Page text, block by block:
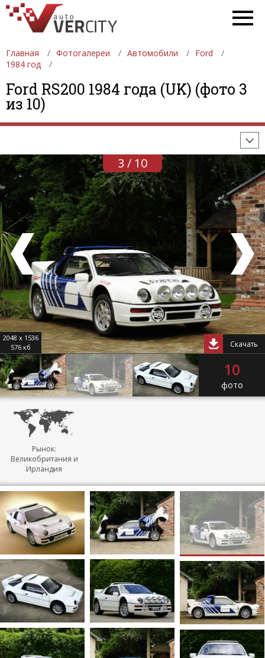
Главная Фотогалереи Автомобили
Ford
1984 год
Ford RS200 1984 года (UK) (фото 3
из 10)
ФОТОГАЛЕРЕИ АВТОМОБИЛИ
ДЕВУШКИ
АВТОСАЛОНЫ
3 / 10
2048 x 1536
576 кб
Скачать
10
фото
Рынок:
Великобритания и
Ирландия